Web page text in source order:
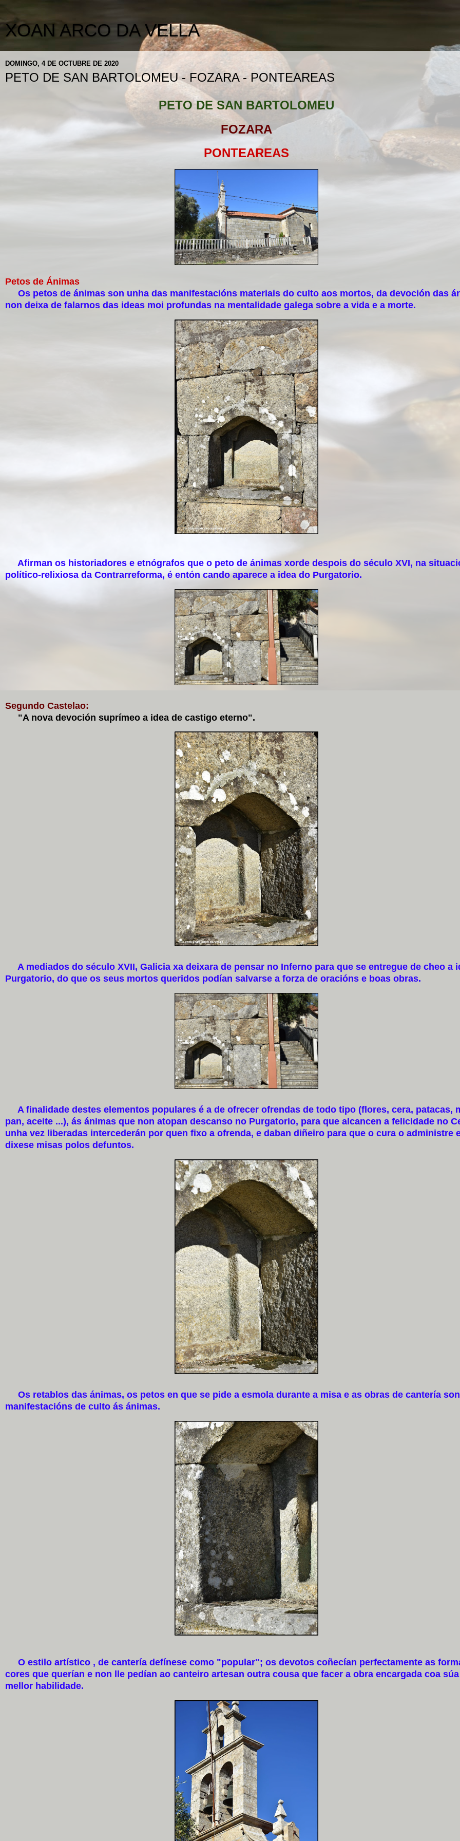
XOAN ARCO DA VELLA
DOMINGO, 4 DE OCTUBRE DE 2020
PETO DE SAN BARTOLOMEU - FOZARA - PONTEAREAS
PETO DE SAN BARTOLOMEU
FOZARA
PONTEAREAS
Petos de Ánimas
Os petos de ánimas son unha das manifestacións materiais do culto aos mortos, da devoción das
non deixa de falarnos das ideas moi profundas na mentalidade galega sobre a vida e a morte.
Afirman os historiadores e etnógrafos que o peto de ánimas xorde despois do século XVI, na
político-relixiosa da Contrarreforma, é entón cando aparece a idea do Purgatorio.
Segundo Castelao:
"A nova devoción suprímeo a idea de castigo eterno".
A mediados do século XVII, Galicia xa deixara de pensar no Inferno para que se entregue de cheo a
Purgatorio, do que os seus mortos queridos podían salvarse a forza de oracións e boas obras.
A finalidade destes elementos populares é a de ofrecer ofrendas de todo tipo (flores, cera, patacas,
pan, aceite ...), ás ánimas que non atopan descanso no Purgatorio, para que alcancen a felicidade no
unha vez liberadas intercederán por quen fixo a ofrenda, e daban diñeiro para que o cura o administre
dixese misas polos defuntos.
Os retablos das ánimas, os petos en que se pide a esmola durante a misa e as obras de cantería son
manifestacións de culto ás ánimas.
O estilo artístico , de cantería defínese como "popular"; os devotos coñecían perfectamente as
cores que querían e non lle pedían ao canteiro artesan outra cousa que facer a obra encargada coa súa
mellor habilidade.